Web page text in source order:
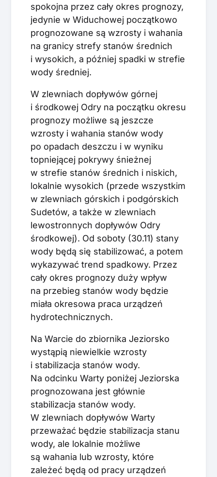
spokojna przez cały okres prognozy,
jedynie w Widuchowej początkowo
prognozowane są wzrosty i wahania
na granicy strefy stanów średnich
i wysokich, a później spadki w strefie
wody średniej.
W zlewniach dopływów górnej
i środkowej Odry na początku okresu
prognozy możliwe są jeszcze
wzrosty i wahania stanów wody
po opadach deszczu i w wyniku
topniejącej pokrywy śnieżnej
w strefie stanów średnich i niskich,
lokalnie wysokich (przede wszystkim
w zlewniach górskich i podgórskich
Sudetów, a także w zlewniach
lewostronnych dopływów Odry
środkowej). Od soboty (30.11) stany
wody będą się stabilizować, a potem
wykazywać trend spadkowy. Przez
cały okres prognozy duży wpływ
na przebieg stanów wody będzie
miała okresowa praca urządzeń
hydrotechnicznych.
Na Warcie do zbiornika Jeziorsko
wystąpią niewielkie wzrosty
i stabilizacja stanów wody.
Na odcinku Warty poniżej Jeziorska
prognozowana jest głównie
stabilizacja stanów wody.
W zlewniach dopływów Warty
przeważać będzie stabilizacja stanu
wody, ale lokalnie możliwe
są wahania lub wzrosty, które
zależeć będą od pracy urządzeń